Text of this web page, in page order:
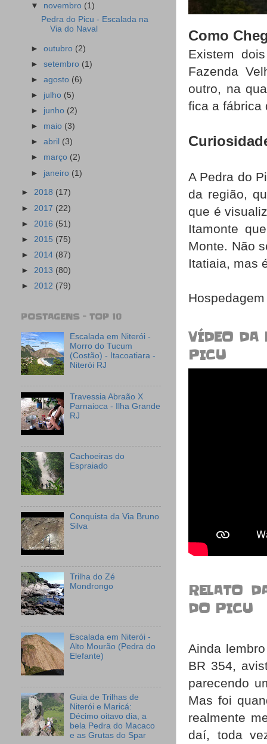
Como
Existem
Fazenda
outro, na
fica a fábrica
A Pedra do
da região,
que é
Itamonte
Monte. Não
Itatiaia, mas
VÍDEO DA
PICU
RELATO
DO PICU
Ainda
BR 354,
parecendo
Mas foi
realmente
daí, toda
▼ novembro (1)
Pedra do Picu - Escalada na
Via do Naval
►outubro (2)
►setembro (1)
►agosto (6)
► julho (5)
► junho (2)
► maio (3)
►abril (3)
► março (2)
► janeiro (1)
► 2018 (17)
► 2017 (22)
► 2016 (51)
► 2015 (75)
► 2014 (87)
► 2013 (80)
► 2012 (79)
POSTAGENS - TOP 10
Escalada em Niterói -
Morro do Tucum
(Costão) - Itacoatiara -
Niterói RJ
Travessia Abraão X
Parnaioca - Ilha Grande
RJ
Cachoeiras do
Espraiado
Conquista da Via Bruno
Silva
Trilha do Zé
Mondrongo
Escalada em Niterói -
Alto Mourão (Pedra do
Elefante)
Guia de Trilhas de
Niterói e Maricá:
Décimo oitavo dia, a
bela Pedra do Macaco
e as Grutas do Spar